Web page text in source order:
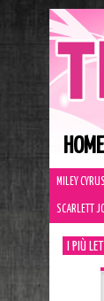
HOME
MILEY CYRUS
SCARLETT
I PIÙ